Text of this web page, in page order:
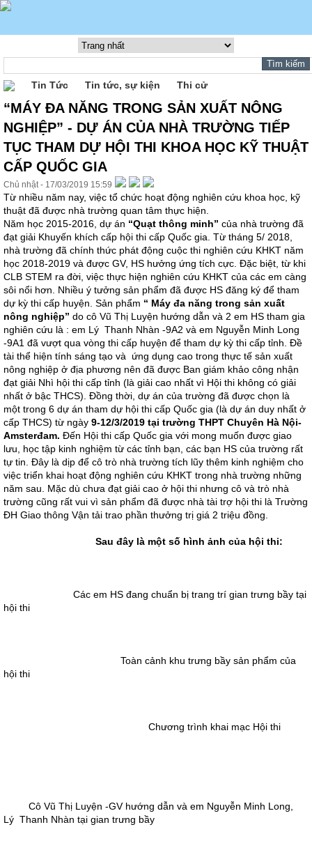
Tin Tức Tin tức, sự kiện Thi cử
“MÁY ĐA NĂNG TRONG SẢN XUẤT NÔNG
NGHIỆP” - DỰ ÁN CỦA NHÀ TRƯỜNG TIẾP
TỤC THAM DỰ HỘI THI KHOA HỌC KỸ THUẬT
CẤP QUỐC GIA
Chủ nhật - 17/03/2019 15:59
Từ nhiều năm nay, việc tổ chức hoạt động nghiên cứu khoa học, kỹ
thuật đã được nhà trường quan tâm thực hiện.
Năm học 2015-2016, dự án “Quạt thông minh” của nhà trường đã
đạt giải Khuyến khích cấp hội thi cấp Quốc gia. Từ tháng 5/ 2018,
nhà trường đã chính thức phát động cuộc thi nghiên cứu KHKT năm
học 2018-2019 và được GV, HS hưởng ứng tích cực. Đặc biệt, từ khi
CLB STEM ra đời, việc thực hiện nghiên cứu KHKT của các em càng
sôi nổi hơn. Nhiều ý tưởng sản phẩm đã được HS đăng ký để tham
dự kỳ thi cấp huyện. Sản phẩm “ Máy đa năng trong sản xuất
nông nghiệp” do cô Vũ Thị Luyện hướng dẫn và 2 em HS tham gia
nghiên cứu là : em Lý Thanh Nhàn -9A2 và em Nguyễn Minh Long
-9A1 đã vượt qua vòng thi cấp huyện để tham dự kỳ thi cấp tỉnh. Đề
tài thể hiện tính sáng tạo và ứng dụng cao trong thực tế sản xuất
nông nghiệp ở địa phương nên đã được Ban giám khảo công nhận
đạt giải Nhì hội thi cấp tỉnh (là giải cao nhất vì Hội thi không có giải
nhất ở bậc THCS). Đồng thời, dự án của trường đã được chọn là
một trong 6 dự án tham dự hội thi cấp Quốc gia (là dự án duy nhất ở
cấp THCS) từ ngày 9-12/3/2019 tại trường THPT Chuyên Hà Nội-
Amsterđam. Đến Hội thi cấp Quốc gia với mong muốn được giao
lưu, học tập kinh nghiệm từ các tỉnh bạn, các bạn HS của trường rất
tự tin. Đây là dịp để cô trò nhà trường tích lũy thêm kinh nghiệm cho
việc triển khai hoạt động nghiên cứu KHKT trong nhà trường những
năm sau. Mặc dù chưa đạt giải cao ở hội thi nhưng cô và trò nhà
trường cũng rất vui vì sản phẩm đã được nhà tài trợ hội thi là Trường
ĐH Giao thông Vận tải trao phần thưởng trị giá 2 triệu đồng.
Sau đây là một số hình ảnh của hội thi:
Các em HS đang chuẩn bị trang trí gian trưng bầy tại
hội thi
Toàn cảnh khu trưng bầy sản phẩm của
hội thi
Chương trình khai mạc Hội thi
Cô Vũ Thị Luyện -GV hướng dẫn và em Nguyễn Minh Long,
Lý Thanh Nhàn tại gian trưng bầy